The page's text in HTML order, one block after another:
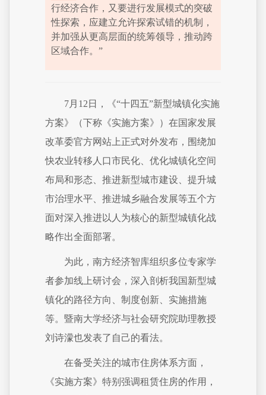
行经济合作，又要进行发展模式的突破
性探索，应建立允许探索试错的机制，
并加强从更高层面的统筹领导，推动跨
区域合作。”
7月12日，《“十四五”新型城镇化实施
方案》（下称《实施方案》）在国家发展
改革委官方网站上正式对外发布，围绕加
快农业转移人口市民化、优化城镇化空间
布局和形态、推进新型城市建设、提升城
市治理水平、推进城乡融合发展等五个方
面对深入推进以人为核心的新型城镇化战
略作出全面部署。
为此，南方经济智库组织多位专家学
者参加线上研讨会，深入剖析我国新型城
镇化的路径方向、制度创新、实施措施
等。暨南大学经济与社会研究院助理教授
刘诗濛也发表了自己的看法。
在备受关注的城市住房体系方面，
《实施方案》特别强调租赁住房的作用，